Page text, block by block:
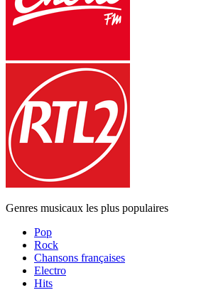
Genres musicaux les plus populaires
Pop
Rock
Chansons françaises
Electro
Hits